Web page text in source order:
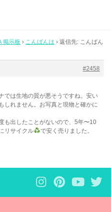
掲示板 › こんばんは › 返信先: こんばん
#2458
では生地の質が悪そうですね。安い
しれません。お写真と現物と確かに
も出したことがないので、5年〜10
リサイクル
で安く売りました。